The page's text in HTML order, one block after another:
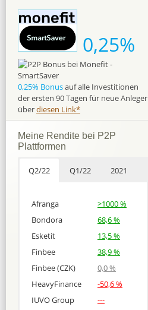
0,25%
0,25% Bonusauf alle Investitionen
der ersten 90 Tagen für neue Anleger
überdiesen Link*
Meine Rendite bei P2P
Plattformen
Q2/22 Q1/22 2021
Afranga
>1000 %
Bondora
68,6 %
Esketit
13,5 %
Finbee
38,9 %
Finbee (CZK)
0,0 %
HeavyFinance
-50,6 %
IUVO Group
---